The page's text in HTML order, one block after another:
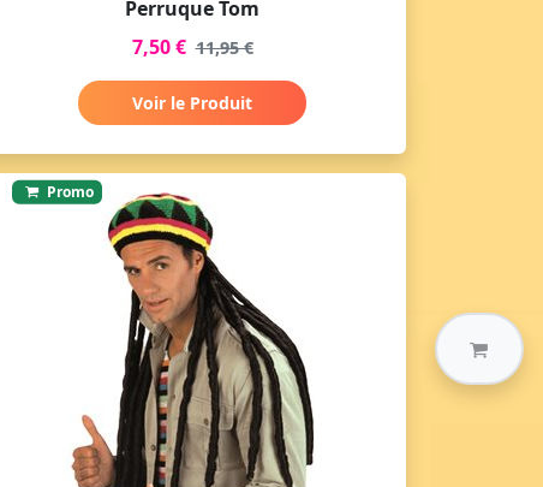
Perruque Tom
7,50 € 11,95 €
Voir le Produit
Promo